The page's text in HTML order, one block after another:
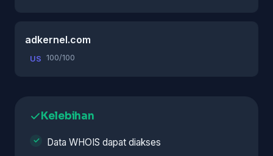
adkernel.com
US 100/100
Kelebihan
Data WHOIS dapat diakses